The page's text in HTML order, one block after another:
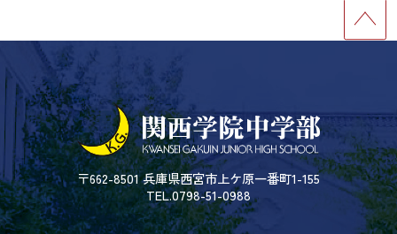
〒662-8501 兵庫県西宮市上ケ原一番町1-155
TEL.0798-51-0988